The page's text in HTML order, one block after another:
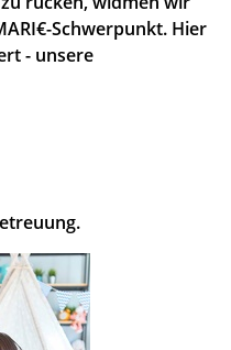
Schwerpunkt. Hier
- unsere